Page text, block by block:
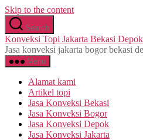
Skip to the content
Search
Konveksi Topi Jakarta Bekasi
Jasa konveksi jakarta bogor bekasi
Menu
Alamat kami
Artikel topi
Jasa Konveksi Bekasi
Jasa Konveksi Bogor
Jasa Konveksi Depok
Jasa Konveksi Jakarta